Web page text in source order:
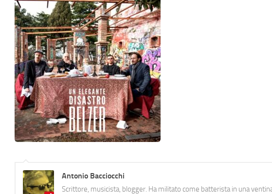
Antonio Bacciocchi
Scrittore, musicista, blogger. Ha militato come batterista in una